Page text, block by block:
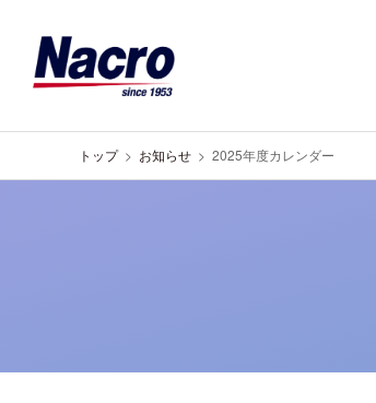
トップ お知らせ 2025年度カレンダー